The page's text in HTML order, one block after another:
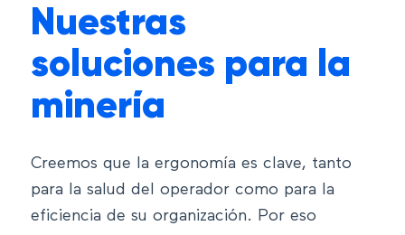
Nuestras
soluciones para la
minería
Creemos que la ergonomía es clave, tanto
para la salud del operador como para la
eficiencia de su organización. Por eso